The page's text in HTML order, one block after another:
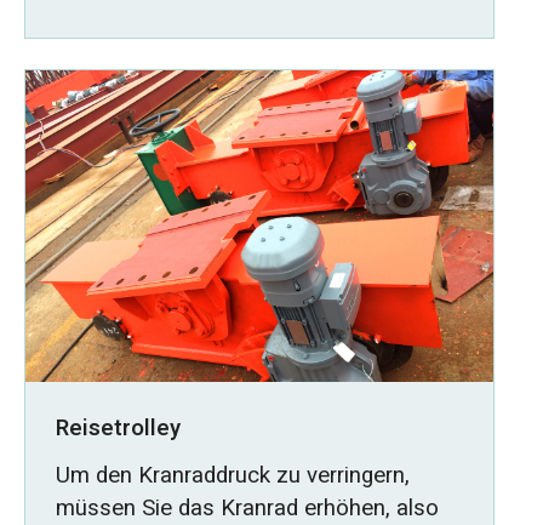
Reisetrolley
Um den Kranraddruck zu verringern,
müssen Sie das Kranrad erhöhen, also